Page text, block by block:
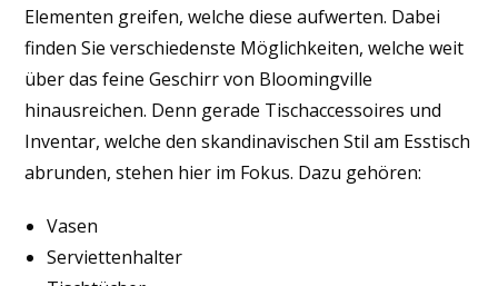
Elementen greifen, welche diese aufwerten. Dabei
finden Sie verschiedenste Möglichkeiten, welche weit
über das feine Geschirr von Bloomingville
hinausreichen. Denn gerade Tischaccessoires und
Inventar, welche den skandinavischen Stil am Esstisch
abrunden, stehen hier im Fokus. Dazu gehören:
Vasen
Serviettenhalter